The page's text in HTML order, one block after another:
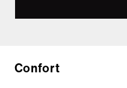
Confort